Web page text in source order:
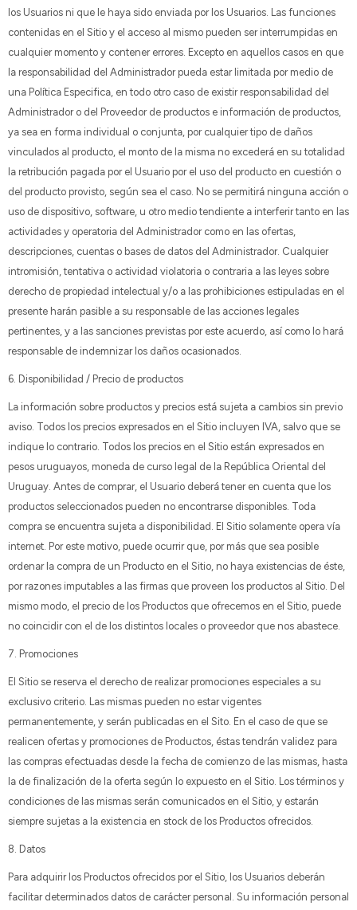
los Usuarios ni que le haya sido enviada por los Usuarios. Las funciones
contenidas en el Sitio y el acceso al mismo pueden ser interrumpidas en
cualquier momento y contener errores. Excepto en aquellos casos en que
la responsabilidad del Administrador pueda estar limitada por medio de
una Política Especifica, en todo otro caso de existir responsabilidad del
Administrador o del Proveedor de productos e información de productos,
ya sea en forma individual o conjunta, por cualquier tipo de daños
vinculados al producto, el monto de la misma no excederá en su totalidad
la retribución pagada por el Usuario por el uso del producto en cuestión o
del producto provisto, según sea el caso. No se permitirá ninguna acción o
uso de dispositivo, software, u otro medio tendiente a interferir tanto en las
actividades y operatoria del Administrador como en las ofertas,
descripciones, cuentas o bases de datos del Administrador. Cualquier
intromisión, tentativa o actividad violatoria o contraria a las leyes sobre
derecho de propiedad intelectual y/o a las prohibiciones estipuladas en el
presente harán pasible a su responsable de las acciones legales
pertinentes, y a las sanciones previstas por este acuerdo, así como lo hará
responsable de indemnizar los daños ocasionados.
6. Disponibilidad / Precio de productos
La información sobre productos y precios está sujeta a cambios sin previo
aviso. Todos los precios expresados en el Sitio incluyen IVA, salvo que se
indique lo contrario. Todos los precios en el Sitio están expresados en
pesos uruguayos, moneda de curso legal de la República Oriental del
Uruguay. Antes de comprar, el Usuario deberá tener en cuenta que los
productos seleccionados pueden no encontrarse disponibles. Toda
compra se encuentra sujeta a disponibilidad. El Sitio solamente opera vía
internet. Por este motivo, puede ocurrir que, por más que sea posible
ordenar la compra de un Producto en el Sitio, no haya existencias de éste,
por razones imputables a las firmas que proveen los productos al Sitio. Del
mismo modo, el precio de los Productos que ofrecemos en el Sitio, puede
no coincidir con el de los distintos locales o proveedor que nos abastece.
7. Promociones
El Sitio se reserva el derecho de realizar promociones especiales a su
exclusivo criterio. Las mismas pueden no estar vigentes
permanentemente, y serán publicadas en el Sito. En el caso de que se
realicen ofertas y promociones de Productos, éstas tendrán validez para
las compras efectuadas desde la fecha de comienzo de las mismas, hasta
la de finalización de la oferta según lo expuesto en el Sitio. Los términos y
condiciones de las mismas serán comunicados en el Sitio, y estarán
siempre sujetas a la existencia en stock de los Productos ofrecidos.
8. Datos
Para adquirir los Productos ofrecidos por el Sitio, los Usuarios deberán
facilitar determinados datos de carácter personal. Su información personal